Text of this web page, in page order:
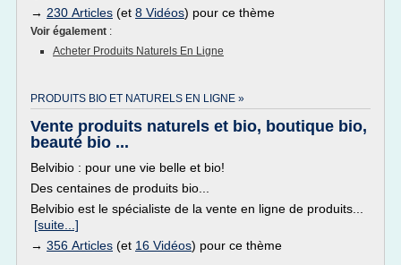
→ 230 Articles (et 8 Vidéos) pour ce thème
Voir également :
Acheter Produits Naturels En Ligne
PRODUITS BIO ET NATURELS EN LIGNE »
Vente produits naturels et bio, boutique bio,
beauté bio ...
Belvibio : pour une vie belle et bio!
Des centaines de produits bio...
Belvibio est le spécialiste de la vente en ligne de produits...
[suite...]
→ 356 Articles (et 16 Vidéos) pour ce thème